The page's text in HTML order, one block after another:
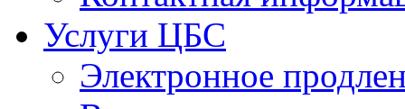
Услуги ЦБС
Электронное